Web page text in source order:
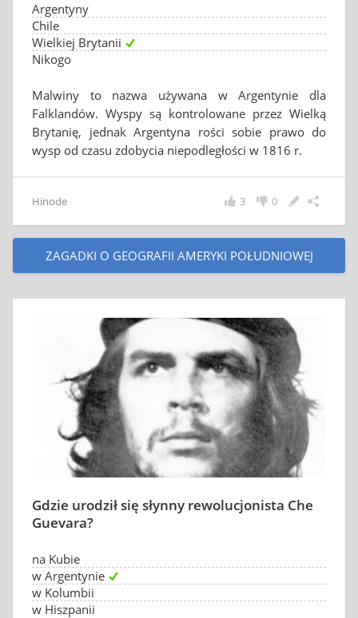
Argentyny
Chile
Wielkiej Brytanii
Nikogo
Malwiny to nazwa używana w Argentynie dla
Falklandów. Wyspy są kontrolowane przez Wielką
Brytanię, jednak Argentyna rości sobie prawo do
wysp od czasu zdobycia niepodległości w 1816 r.
Hinode 0
3
ZAGADKI O GEOGRAFII AMERYKI POŁUDNIOWEJ
Gdzie urodził się słynny rewolucjonista Che
Guevara?
na Kubie
w Argentynie
w Kolumbii
w Hiszpanii